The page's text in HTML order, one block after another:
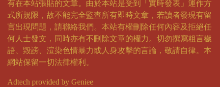
有在本站張貼的文章。由於本站是受到「實時發表」運作方
式所規限，故不能完全監查所有即時文章，若讀者發現有留
言出現問題，請聯絡我們。本站有權刪除任何內容及拒絕任
何人士發文，同時亦有不刪除文章的權力。切勿撰寫粗言穢
語、毀謗、渲染色情暴力或人身攻擊的言論，敬請自律。本
網站保留一切法律權利。
Adtech provided by Geniee